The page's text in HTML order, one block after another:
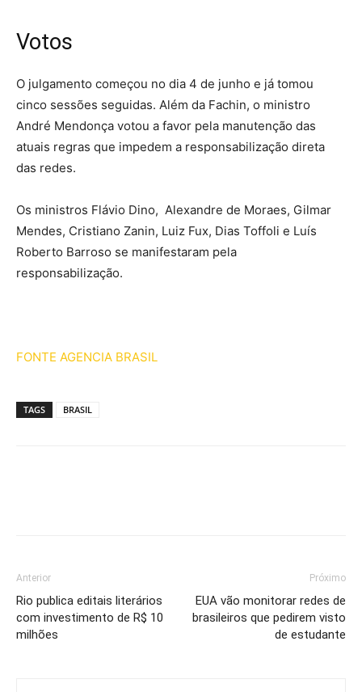
Votos
O julgamento começou no dia 4 de junho e já tomou
cinco sessões seguidas. Além da Fachin, o ministro
André Mendonça votou a favor pela manutenção das
atuais regras que impedem a responsabilização direta
das redes.
Os ministros Flávio Dino, Alexandre de Moraes, Gilmar
Mendes, Cristiano Zanin, Luiz Fux, Dias Toffoli e Luís
Roberto Barroso se manifestaram pela
responsabilização.
FONTE AGENCIA BRASIL
TAGS BRASIL
Anterior
Rio publica editais literários
com investimento de R$ 10
milhões
Próximo
EUA vão monitorar redes de
brasileiros que pedirem visto
de estudante